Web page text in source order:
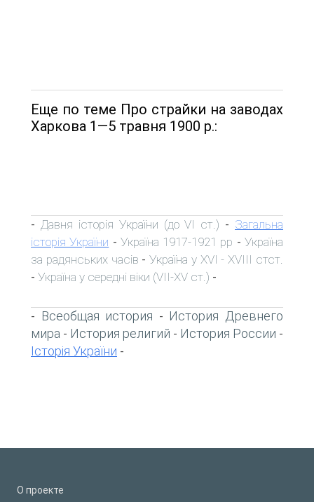
Еще по теме Про страйки на заводах
Харкова 1—5 травня 1900 р.:
- Давня історія України (до VI ст.) - Загальна
історія України - Україна 1917-1921 рр -Україна
за радянських часів -Україна у XVI - XVIII стст.
- Україна у середні віки (VII-XV ст.) -
- Всеобщая история - История Древнего
мира - История религий - История России -
Історія України -
О проекте